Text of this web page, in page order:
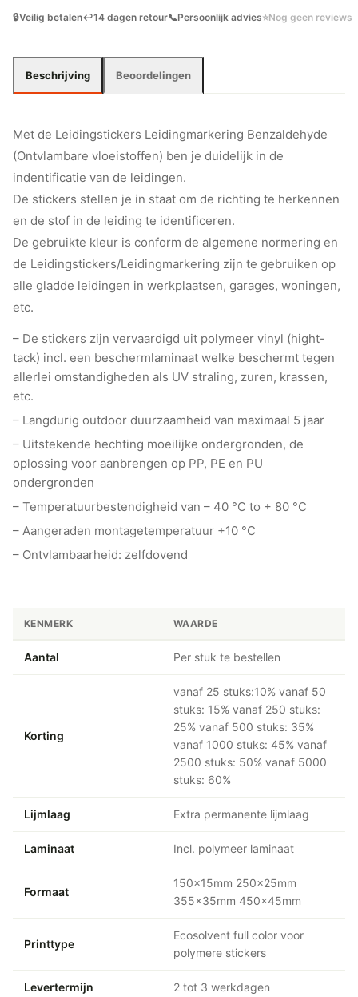
🔒Veilig betalen↩️14 dagen retour📞Persoonlijk advies⭐Nog geen reviews
Beschrijving Beoordelingen
Met de Leidingstickers Leidingmarkering Benzaldehyde
(Ontvlambare vloeistoffen) ben je duidelijk in de
indentificatie van de leidingen.
De stickers stellen je in staat om de richting te herkennen
en de stof in de leiding te identificeren.
De gebruikte kleur is conform de algemene normering en
de Leidingstickers/Leidingmarkering zijn te gebruiken op
alle gladde leidingen in werkplaatsen, garages, woningen,
etc.
– De stickers zijn vervaardigd uit polymeer vinyl (hight-
tack) incl. een beschermlaminaat welke beschermt tegen
allerlei omstandigheden als UV straling, zuren, krassen,
etc.
– Langdurig outdoor duurzaamheid van maximaal 5 jaar
– Uitstekende hechting moeilijke ondergronden, de
oplossing voor aanbrengen op PP, PE en PU
ondergronden
– Temperatuurbestendigheid van – 40 °C to + 80 °C
– Aangeraden montagetemperatuur +10 °C
– Ontvlambaarheid: zelfdovend
KENMERK WAARDE
Aantal Per stuk te bestellen
Korting
vanaf 25 stuks:10% vanaf 50
stuks: 15% vanaf 250 stuks:
25% vanaf 500 stuks: 35%
vanaf 1000 stuks: 45% vanaf
2500 stuks: 50% vanaf 5000
stuks: 60%
Lijmlaag Extra permanente lijmlaag
Laminaat Incl. polymeer laminaat
Formaat
150x15mm 250x25mm
355x35mm 450x45mm
Printtype
Ecosolvent full color voor
polymere stickers
Levertermijn 2 tot 3 werkdagen